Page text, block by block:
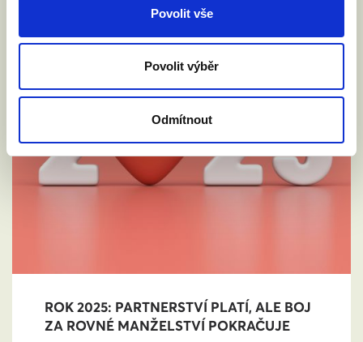
Povolit vše
Povolit výběr
Odmítnout
ROK 2025: PARTNERSTVÍ PLATÍ, ALE BOJ
ZA ROVNÉ MANŽELSTVÍ POKRAČUJE